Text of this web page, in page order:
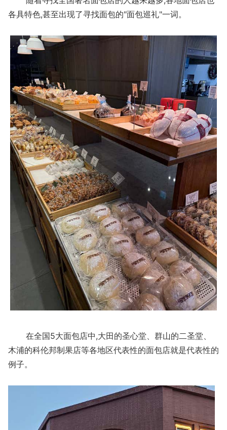
各具特色,甚至出现了寻找面包的"面包巡礼"一词。
在全国5大面包店中,大田的圣心堂、群山的二圣堂、
木浦的科伦邦制果店等各地区代表性的面包店就是代表性的
例子。